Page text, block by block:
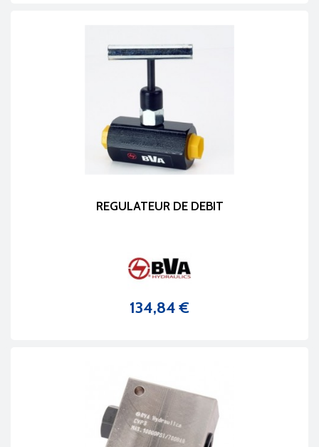
REGULATEUR DE DEBIT
Prix
134,84 €